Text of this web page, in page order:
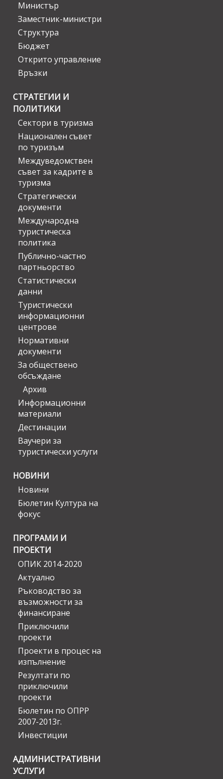
Министър
Заместник-министри
Структура
Бюджет
Открито управление
Връзки
СТРАТЕГИИ И
ПОЛИТИКИ
Сектори в туризма
Национален съвет
по туризъм
Междуведомствен
съвет за кадрите в
туризма
Стратегически
документи
Международна
туристическа
политика
Публично-частно
партньорство
Статистически
данни
Туристически
информационни
центрове
Нормативни
документи
За обществено
обсъждане
Архив
Информационни
материали
Дестинации
Ваучери за
туристически услуги
НОВИНИ
Новини
Бюлетин Култура на
фокус
ПРОГРАМИ И
ПРОЕКТИ
ОПИК 2014-2020
Актуално
Ръководство за
възможности за
финансиране
Приключили
проекти
Проекти в процес на
изпълнение
Резултати по
приключили
проекти
Бюлетин по ОПРР
2007-2013г.
Инвестиции
АДМИНИСТРАТИВНИ
УСЛУГИ